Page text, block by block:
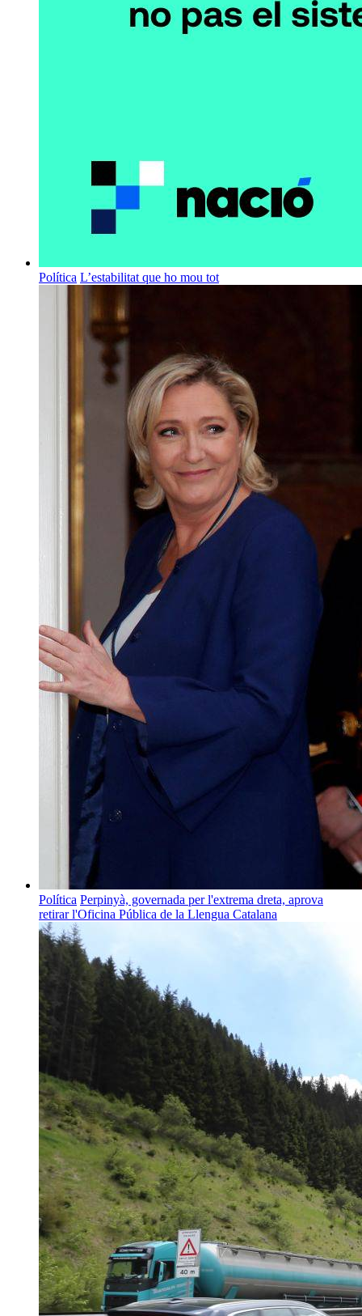
Política L’estabilitat que ho mou tot
Política Perpinyà, governada per l'extrema dreta, aprova
retirar l'Oficina Pública de la Llengua Catalana